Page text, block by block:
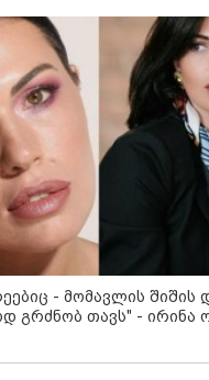
- მომავლის შიშის
გრძნობ თავს" - ირინა